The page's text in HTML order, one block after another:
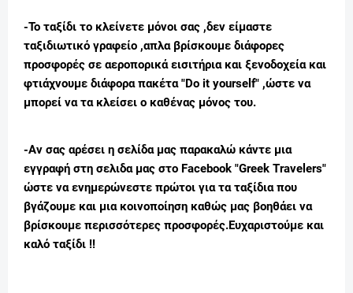
-Το ταξίδι το κλείνετε μόνοι σας ,δεν είμαστε
ταξιδιωτικό γραφείο ,απλα βρίσκουμε διάφορες
προσφορές σε αεροπορικά εισιτήρια και ξενοδοχεία και
φτιάχνουμε διάφορα πακέτα "Do it yourself" ,ώστε να
μπορεί να τα κλείσει ο καθένας μόνος του.
-Αν σας αρέσει η σελίδα μας παρακαλώ κάντε μια
εγγραφή στη σελιδα μας στο Facebook "Greek Travelers"
ώστε να ενημερώνεστε πρώτοι για τα ταξίδια που
βγάζουμε και μια κοινοποίηση καθώς μας βοηθάει να
βρίσκουμε περισσότερες προσφορές.Ευχαριστούμε και
καλό ταξίδι !!